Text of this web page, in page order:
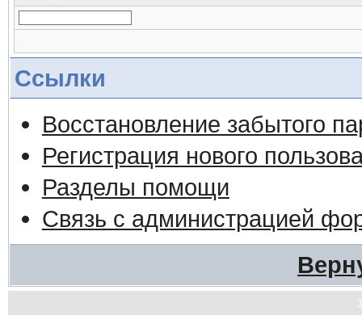
Ссылки
Восстановление забытого
Регистрация нового
Разделы помощи
Связь с администрацией